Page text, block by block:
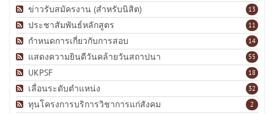
13
ข่าวรับสมัครงาน (สำหรับนิสิต)
11
ประชาสัมพันธ์หลักสูตร
14
กำหนดการเกี่ยวกับการสอบ
55
แสดงความยินดีวันคล้ายวันสถาปนา
18
UKPSF
32
เลื่อนระดับตำแหน่ง
2
ทุนโครงการบริการวิชาการแก่สังคม